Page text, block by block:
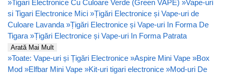
»Tigari Electronice Cu Culoare Verde (Green VAPE) »Vape-uri
si Tigari Electronice Mici »Țigări Electronice și Vape-uri de
Culoare Lavanda »Țigări Electronice și Vape-uri In Forma De
Tigara »Țigări Electronice și Vape-uri In Forma Patrata
Arată Mai Mult
»Toate: Vape-uri și Țigări Electronice »Aspire Mini Vape »Box
Mod »Elfbar Mini Vape »Kit-uri tigari electronice »Mod-uri De